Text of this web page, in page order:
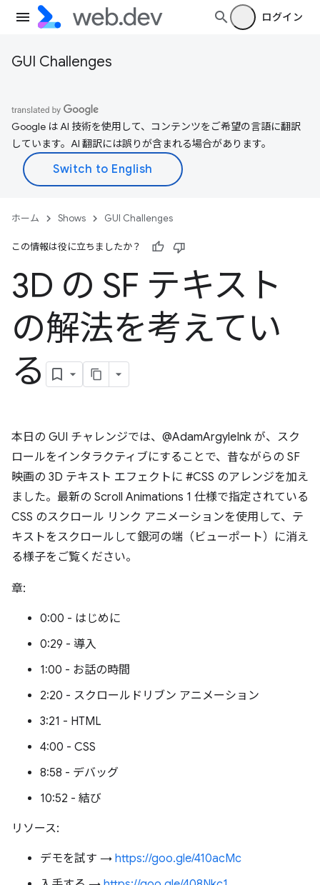
ログイン
GUI Challenges
Google は AI 技術を使用して、コンテンツをご希望の言語に翻訳
しています。AI 翻訳には誤りが含まれる場合があります。
ホーム Shows GUI Challenges
この情報は役に立ちましたか？
3D の SF テキスト
の解法を考えてい
る
本日の GUI チャレンジでは、@AdamArgyleInk が、スク
ロールをインタラクティブにすることで、昔ながらの SF
映画の 3D テキスト エフェクトに #CSS のアレンジを加え
ました。最新の Scroll Animations 1 仕様で指定されている
CSS のスクロール リンク アニメーションを使用して、テ
キストをスクロールして銀河の端（ビューポート）に消え
る様子をご覧ください。
章:
0:00 - はじめに
0:29 - 導入
1:00 - お話の時間
2:20 - スクロールドリブン アニメーション
3:21 - HTML
4:00 - CSS
8:58 - デバッグ
10:52 - 結び
リソース:
デモを試す → https://goo.gle/410acMc